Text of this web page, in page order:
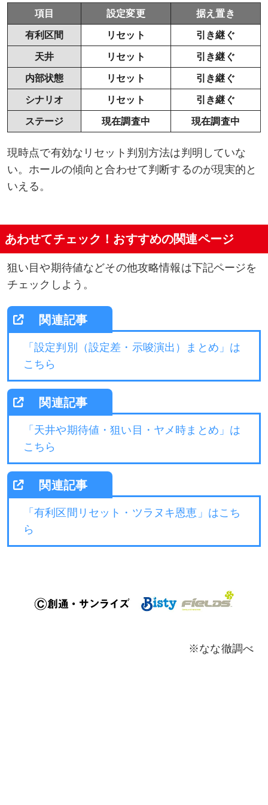
項目 設定変更 据え置き
有利区間 リセット 引き継ぐ
天井 リセット 引き継ぐ
内部状態 リセット 引き継ぐ
シナリオ リセット 引き継ぐ
ステージ 現在調査中 現在調査中
現時点で有効なリセット判別方法は判明していな
い。ホールの傾向と合わせて判断するのが現実的と
いえる。
あわせてチェック！おすすめの関連ページ
狙い目や期待値などその他攻略情報は下記ページを
チェックしよう。
「設定判別（設定差・示唆演出）まとめ」は
こちら
「天井や期待値・狙い目・ヤメ時まとめ」は
こちら
「有利区間リセット・ツラヌキ恩恵」はこち
ら
※なな徹調べ